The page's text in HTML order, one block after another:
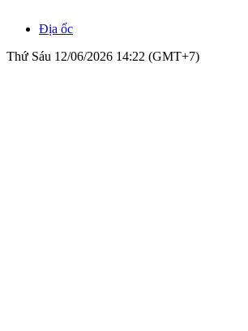
Địa ốc
Thứ Sáu 12/06/2026 14:22 (GMT+7)